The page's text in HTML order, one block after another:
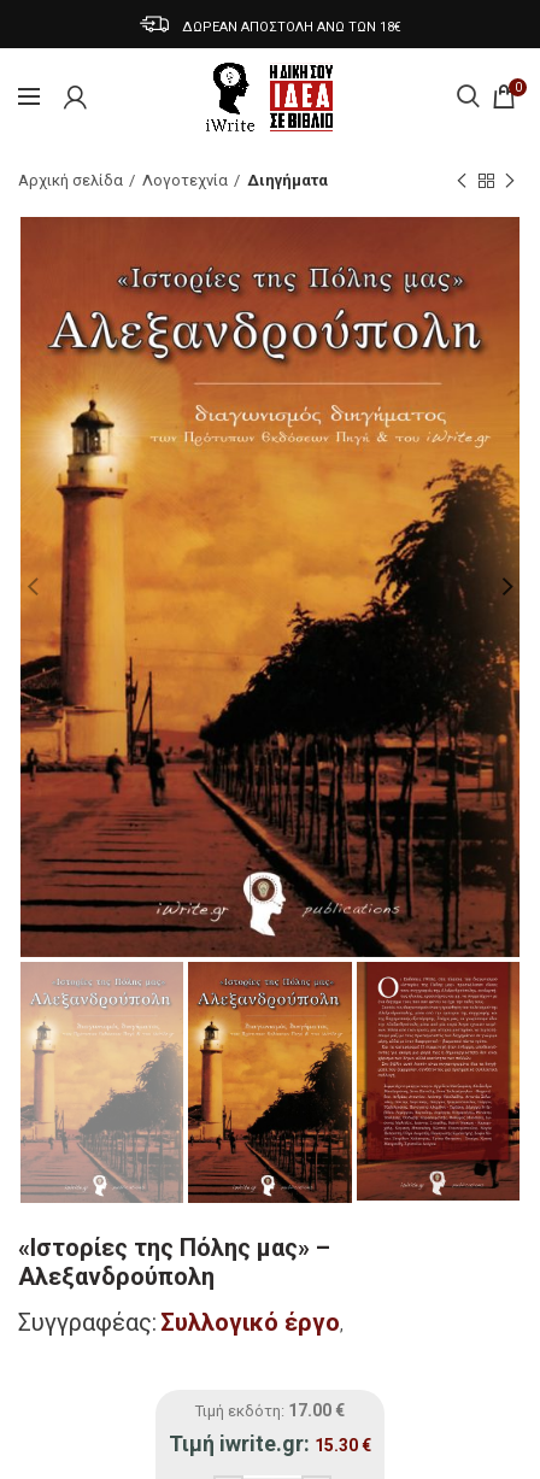
ΔΩΡΕΑΝ ΑΠΟΣΤΟΛΗ ΑΝΩ ΤΩΝ 18€
0
Αρχική σελίδα Λογοτεχνία Διηγήματα
«Ιστορίες της Πόλης μας» –
Αλεξανδρούπολη
Συγγραφέας:Συλλογικό έργο,
Τιμή εκδότη: 17.00 €
Τιμή iwrite.gr: 15.30€